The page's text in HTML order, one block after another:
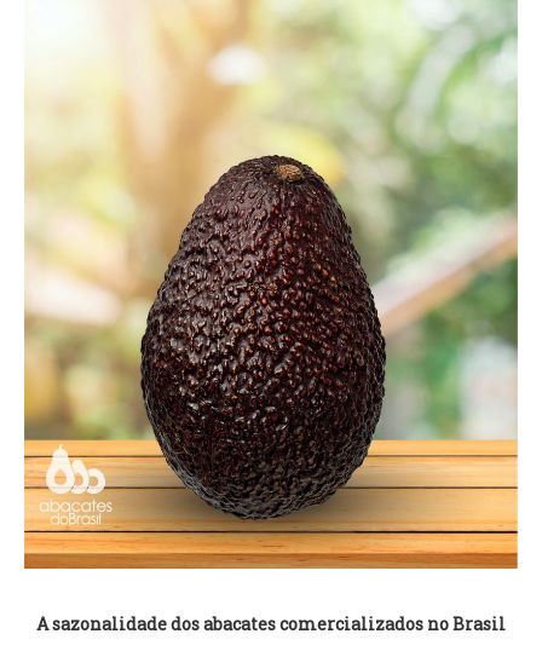
A sazonalidade dos abacates comercializados no Brasil